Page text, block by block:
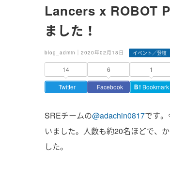
Lancers x ROBOT
ました！
blog_admin｜2020年02月18日 イベント／登壇
14
Twitter
6
Facebook
1
Ｂ! Bookmark
SREチームの@adachin0817です
いました。人数も約20名ほどで、
した。